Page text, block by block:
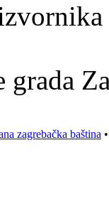
zagrebačka baština